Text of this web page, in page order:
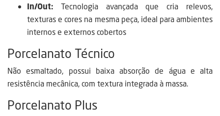
In/Out: Tecnologia avançada que cria relevos,
texturas e cores na mesma peça, ideal para ambientes
internos e externos cobertos
Porcelanato Técnico
Não esmaltado, possui baixa absorção de água e alta
resistência mecânica, com textura integrada à massa.
Porcelanato Plus